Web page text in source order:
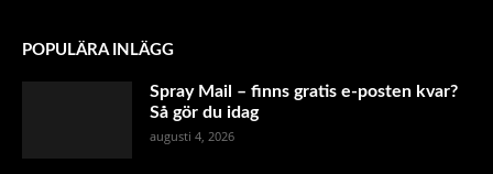
POPULÄRA INLÄGG
Spray Mail – finns gratis e-posten kvar?
Så gör du idag
augusti 4, 2026